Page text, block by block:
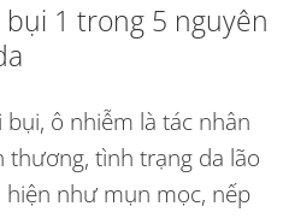
1 trong 5 nguyên
ô nhiễm là tác nhân
thương, tình trạng da lão
như mụn mọc, nếp